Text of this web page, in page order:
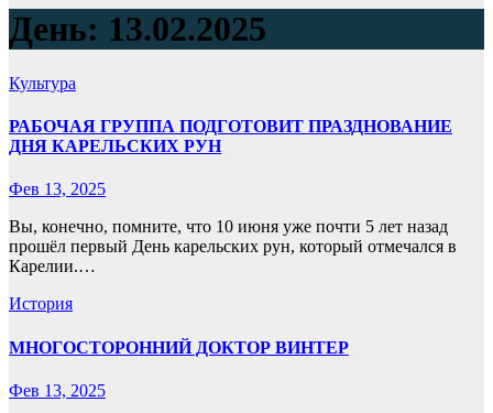
День: 13.02.2025
Культура
РАБОЧАЯ ГРУППА ПОДГОТОВИТ ПРАЗДНОВАНИЕ
ДНЯ КАРЕЛЬСКИХ РУН
Фев 13, 2025
Вы, конечно, помните, что 10 июня уже почти 5 лет назад
прошёл первый День карельских рун, который отмечался в
Карелии.…
История
МНОГОСТОРОННИЙ ДОКТОР ВИНТЕР
Фев 13, 2025